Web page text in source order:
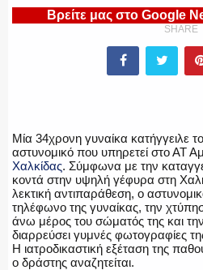
ΠΥΡΟΣΒΕΣΤΙΚΗ
Βρείτε μας στο Google
SHARE
Μία 34χρονη γυναίκα κατήγγειλε
αστυνομικό που υπηρετεί στο ΑΤ
Χαλκίδας. Σύμφωνα με την
κοντά στην υψηλή γέφυρα στη
λεκτική αντιπαράθεση, ο
τηλέφωνο της γυναίκας, την
άνω μέρος του σώματός της και
διαρρεύσει γυμνές φωτογραφίες
Η ιατροδικαστική εξέταση της
ο δράστης αναζητείται.